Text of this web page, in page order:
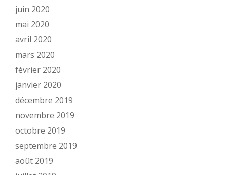
juin 2020
mai 2020
avril 2020
mars 2020
février 2020
janvier 2020
décembre 2019
novembre 2019
octobre 2019
septembre 2019
août 2019